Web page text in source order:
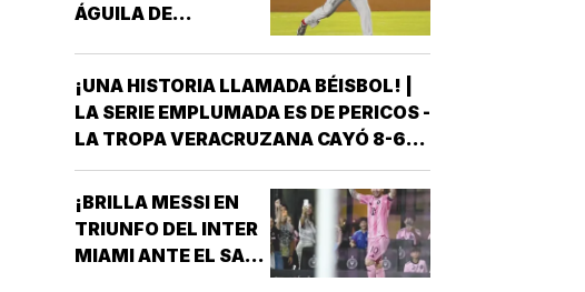
ÁGUILA DE
¡UNA HISTORIA LLAMADA BÉISBOL! |
LA SERIE EMPLUMADA ES DE PERICOS -
LA TROPA VERACRUZANA CAYÓ 8-6
ANTE LOS PERICOS DE PUEBLA EN EL
SEGUNDO JUEGO DE LA ÚLTIMA SERIE
DE LA TEMPORADA REGULAR EN EL
ESTADIO HERMANOS SERDÁN, CON LO
QUE LOS POBLANOS…
¡BRILLA MESSI EN
TRIUNFO DEL INTER
MIAMI ANTE EL SAN